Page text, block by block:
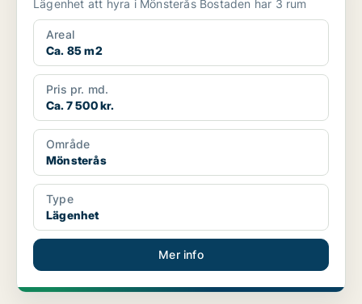
Lägenhet att hyra i Mönsterås Bostaden har 3 rum
Areal
Ca. 85 m2
Pris pr. md.
Ca. 7 500 kr.
Område
Mönsterås
Type
Lägenhet
Mer info